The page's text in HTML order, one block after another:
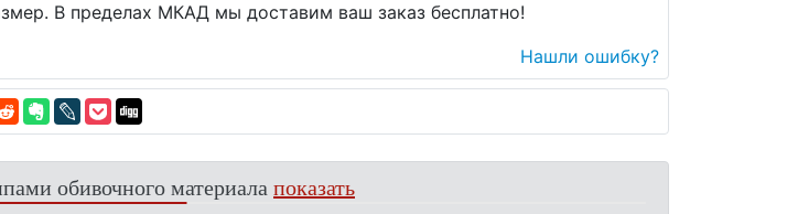
В пределах МКАД мы доставим ваш заказ бесплатно!
Нашли ошибку?
обивочного материалапоказать